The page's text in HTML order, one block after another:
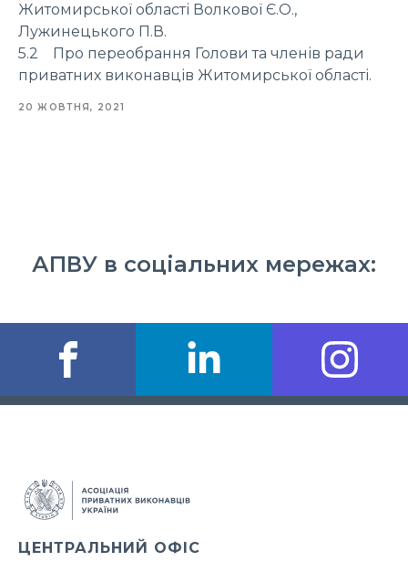
Житомирської області Волкової Є.О.,
Лужинецького П.В.
5.2 Про переобрання Голови та членів ради
приватних виконавців Житомирської області.
20 ЖОВТНЯ, 2021
АПВУ в соціальних мережах:
ЦЕНТРАЛЬНИЙ ОФІС